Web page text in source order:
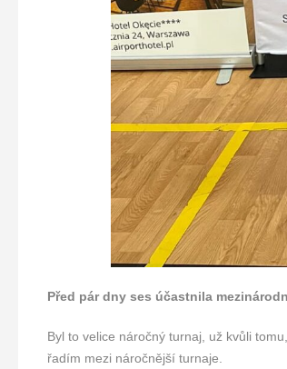
Před pár dny ses účastnila
Byl to velice náročný turnaj, už kvůli
řadím mezi náročnější turnaje.